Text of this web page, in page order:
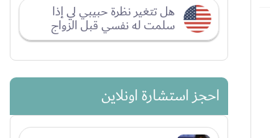
هل تتغير نظرة حبيبي لي إذا
سلمت له نفسي قبل الزواج
احجز استشارة اونلاين